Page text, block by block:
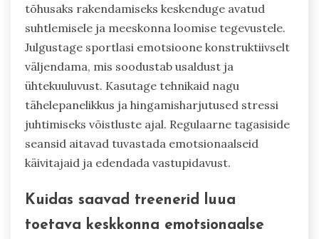
tõhusaks rakendamiseks keskenduge avatud
suhtlemisele ja meeskonna loomise tegevustele.
Julgustage sportlasi emotsioone konstruktiivselt
väljendama, mis soodustab usaldust ja
ühtekuuluvust. Kasutage tehnikaid nagu
tähelepanelikkus ja hingamisharjutused stressi
juhtimiseks võistluste ajal. Regulaarne tagasiside
seansid aitavad tuvastada emotsionaalseid
käivitajaid ja edendada vastupidavust.
Kuidas saavad treenerid luua
toetava keskkonna emotsionaalse